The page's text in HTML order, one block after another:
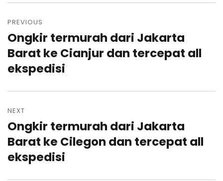
navigation
PREVIOUS
Previous
post:
Ongkir termurah dari Jakarta
Barat ke Cianjur dan tercepat all
ekspedisi
NEXT
Next
post:
Ongkir termurah dari Jakarta
Barat ke Cilegon dan tercepat all
ekspedisi